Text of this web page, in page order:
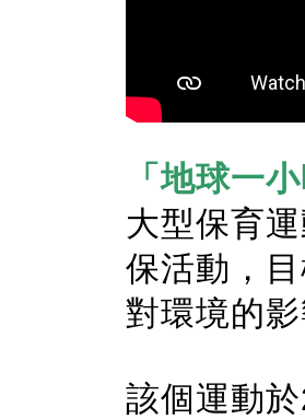
「地球一小
大型保育
保活動，
對環境的
該個運動於